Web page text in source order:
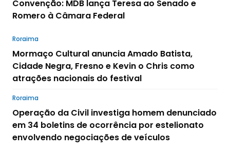
Convenção: MDB lança Teresa ao Senado e
Romero à Câmara Federal
Roraima
Mormaço Cultural anuncia Amado Batista,
Cidade Negra, Fresno e Kevin o Chris como
atrações nacionais do festival
Roraima
Operação da Civil investiga homem denunciado
em 34 boletins de ocorrência por estelionato
envolvendo negociações de veículos